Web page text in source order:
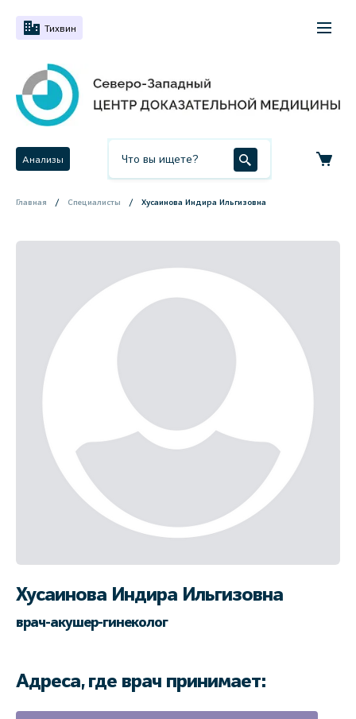
Тихвин
Анализы
Главная Специалисты Хусаинова Индира Ильгизовна
Хусаинова Индира Ильгизовна
врач-акушер-гинеколог
Адреса, где врач принимает: